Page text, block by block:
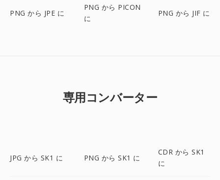
PNG から JPE に
PNG から PICON
に
PNG から JIF に
専用コンバーター
JPG から SK1 に PNG から SK1 に
CDR から SK1
に